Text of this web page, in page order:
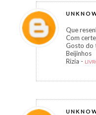
Que
Com
Gosto do
Beijinhos
Rizia -